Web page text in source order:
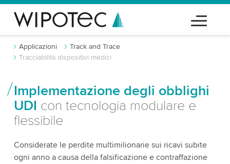
Applicazioni
Track and Trace
Tracciabilità dispositivi medici
Implementazione degli obblighi
UDI con tecnologia modulare e
flessibile
Considerate le perdite multimilionarie sui ricavi subite
ogni anno a causa della falsificazione e contraffazione